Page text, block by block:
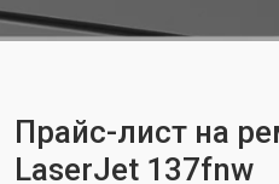
Прайс-лист на
LaserJet 137fnw